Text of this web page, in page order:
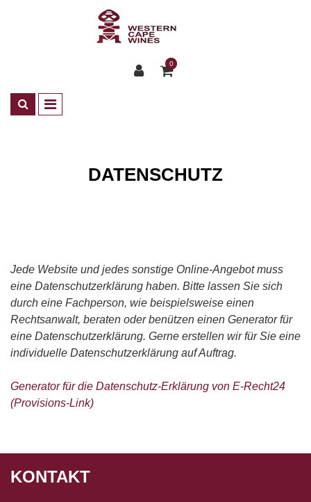
0
DATENSCHUTZ
Jede Website und jedes sonstige Online-Angebot muss
eine Datenschutzerklärung haben. Bitte lassen Sie sich
durch eine Fachperson, wie beispielsweise einen
Rechtsanwalt, beraten oder benützen einen Generator für
eine Datenschutzerklärung. Gerne erstellen wir für Sie eine
individuelle Datenschutzerklärung auf Auftrag.
Generator für die Datenschutz-Erklärung von E-Recht24
(Provisions-Link)
KONTAKT